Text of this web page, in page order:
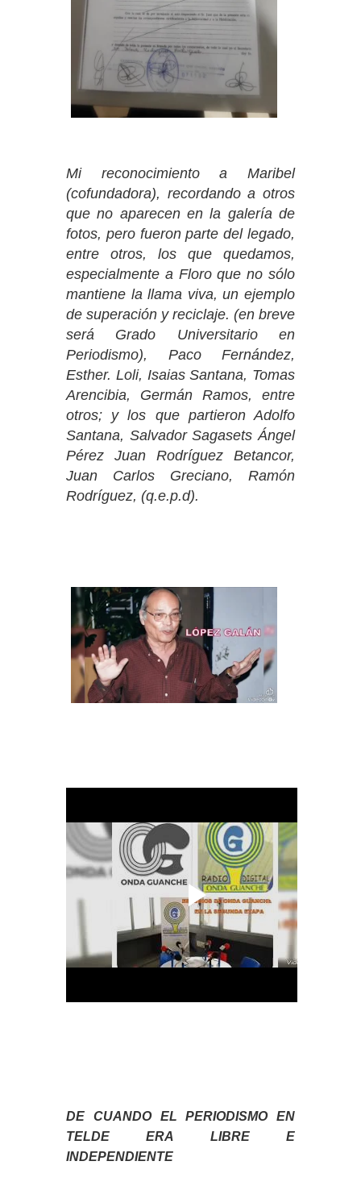
Mi reconocimiento a Maribel
(cofundadora), recordando a otros
que no aparecen en la galería de
fotos, pero fueron parte del legado,
entre otros, los que quedamos,
especialmente a Floro que no sólo
mantiene la llama viva, un ejemplo
de superación y reciclaje. (en breve
será Grado Universitario en
Periodismo), Paco Fernández,
Esther. Loli, Isaias Santana, Tomas
Arencibia, Germán Ramos, entre
otros; y los que partieron Adolfo
Santana, Salvador Sagasets Ángel
Pérez Juan Rodríguez Betancor,
Juan Carlos Greciano, Ramón
Rodríguez, (q.e.p.d).
DE CUANDO EL PERIODISMO EN
TELDE ERA LIBRE E
INDEPENDIENTE